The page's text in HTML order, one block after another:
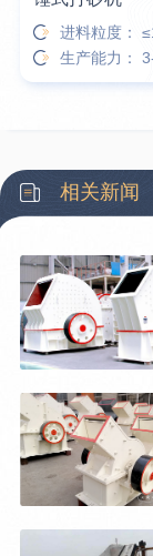
进料粒度：
生产能力：
相关新闻